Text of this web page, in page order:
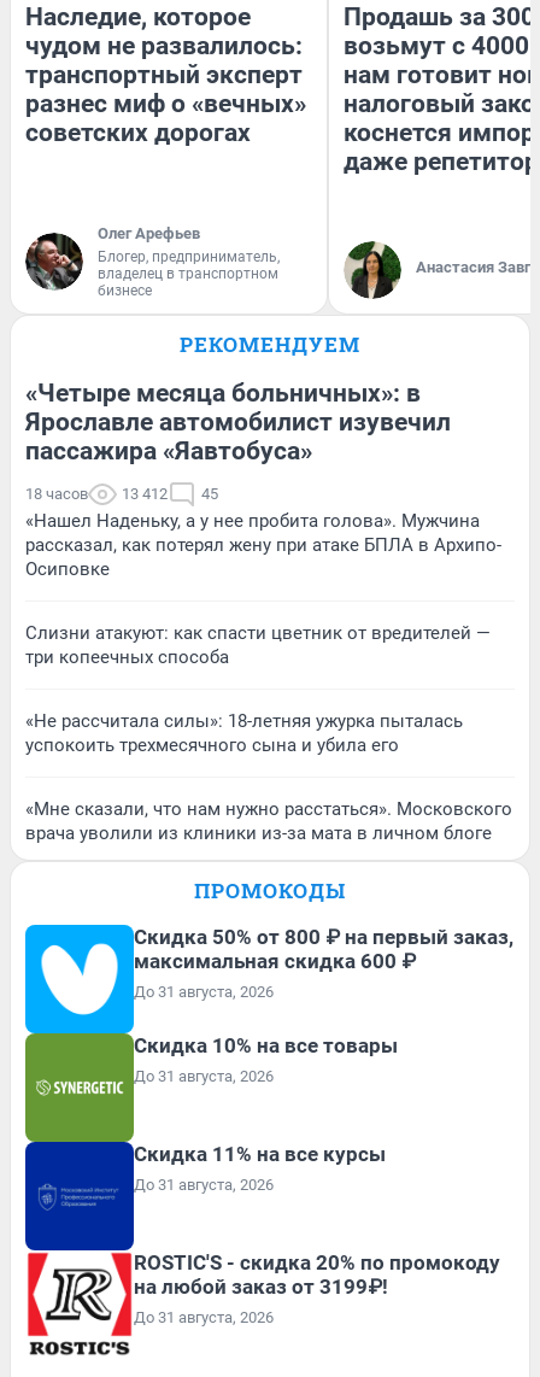
Наследие, которое
чудом не развалилось:
транспортный эксперт
разнес миф о «вечных»
советских дорогах
Олег Арефьев
Блогер, предприниматель,
владелец в транспортном
бизнесе
Продашь за
возьмут с
нам готовит
налоговый
коснется
даже
Анастасия
РЕКОМЕНДУЕМ
«Четыре месяца больничных»: в
Ярославле автомобилист изувечил
пассажира «Яавтобуса»
18 часов 13 412 45
«Нашел Наденьку, а у нее пробита голова». Мужчина
рассказал, как потерял жену при атаке БПЛА в Архипо-
Осиповке
Слизни атакуют: как спасти цветник от вредителей —
три копеечных способа
«Не рассчитала силы»: 18-летняя ужурка пыталась
успокоить трехмесячного сына и убила его
«Мне сказали, что нам нужно расстаться». Московского
врача уволили из клиники из-за мата в личном блоге
ПРОМОКОДЫ
Скидка 50% от 800 ₽ на первый заказ,
максимальная скидка 600 ₽
До 31 августа, 2026
Скидка 10% на все товары
До 31 августа, 2026
Скидка 11% на все курсы
До 31 августа, 2026
ROSTIC'S - скидка 20% по промокоду
на любой заказ от 3199₽!
До 31 августа, 2026